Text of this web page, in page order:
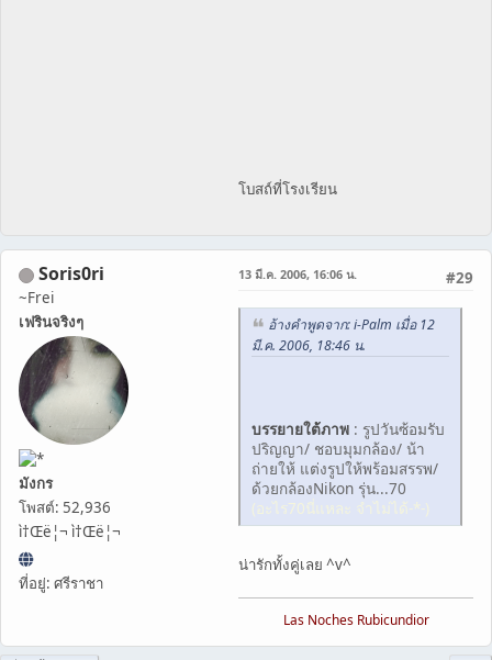
โบสถ์ที่โรงเรียน
Soris0ri
~Frei
เฟรินจริงๆ
มังกร
โพสต์: 52,936
ì†Œë¦¬ ì†Œë¦¬
ที่อยู่: ศรีราชา
#29
13 มี.ค. 2006, 16:06 น.
อ้างคำพูดจาก: i-Palm เมื่อ 12
มี.ค. 2006, 18:46 น.
บรรยายใต้ภาพ : รูปวันซ้อมรับ
ปริญญา/ ชอบมุมกล้อง/ น้า
ถ่ายให้ แต่งรูปให้พร้อมสรรพ/
ด้วยกล้องNikon รุ่น...70
(อะไร70นี่แหละ จำไม่ได้-*-)
น่ารักทั้งคู่เลย ^v^
Las Noches Rubicundior